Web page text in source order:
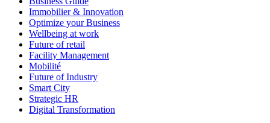
Immobilier & Innovation
Optimize your Business
Wellbeing at work
Future of retail
Facility Management
Mobilité
Future of Industry
Smart City
Strategic HR
Digital Transformation